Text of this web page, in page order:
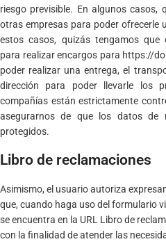
riesgo previsible. En algunos
otras empresas para poder ofrecerle
estos casos, quizás tengamos que
para realizar encargos para https://
poder realizar una entrega, el
dirección para poder llevarle los
compañías están estrictamente
asegurarnos de que los datos de
protegidos.
Libro de reclamaciones
Asimismo, el usuario autoriza
que, cuando haga uso del formulario
se encuentra en la URL Libro de
con la finalidad de atender las